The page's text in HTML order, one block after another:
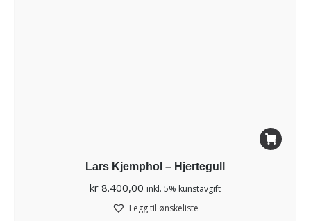
Lars Kjemphol – Hjertegull
kr 8.400,00 inkl. 5% kunstavgift
Legg til ønskeliste